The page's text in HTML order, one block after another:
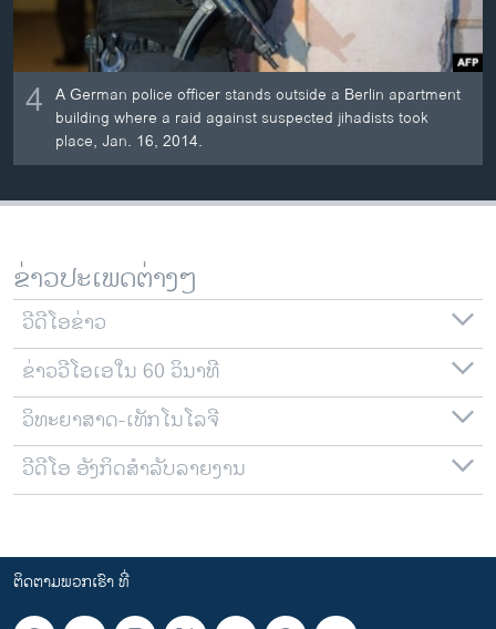
4 A German police officer stands outside a Berlin apartment
building where a raid against suspected jihadists took
place, Jan. 16, 2014.
ຂ່າວປະເພດຕ່າງໆ
ວີດີໂອຂ່າວ
ຂ່າວວີໂອເອໃນ 60 ວິນາທີ
ວິທະຍາສາດ-ເທັກໂນໂລຈີ
ວີດີໂອ ອັງກິດສຳລັບລາຍງານ
ຕິດຕາມພວກເຮົາ ທີ່